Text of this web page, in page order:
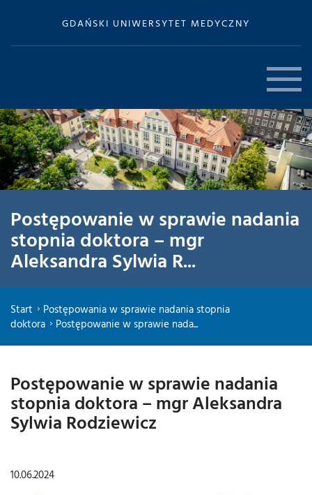
GDAŃSKI UNIWERSYTET MEDYCZNY
Postępowanie w sprawie nadania
stopnia doktora – mgr
Aleksandra Sylwia R...
Start
Postępowania w sprawie nadania stopnia
doktora
Postępowanie w sprawie nada...
Postępowanie w sprawie nadania
stopnia doktora – mgr Aleksandra
Sylwia Rodziewicz
10.06.2024